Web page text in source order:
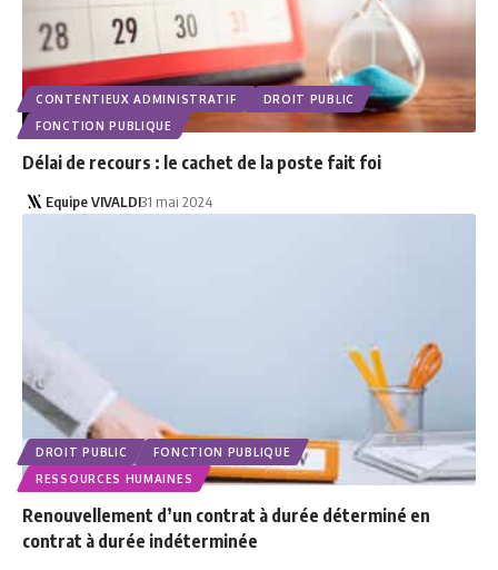
CONTENTIEUX ADMINISTRATIF
DROIT PUBLIC
FONCTION PUBLIQUE
Délai de recours : le cachet de la poste fait foi
Equipe VIVALDI31 mai 2024
DROIT PUBLIC
FONCTION PUBLIQUE
RESSOURCES HUMAINES
Renouvellement d’un contrat à durée déterminé en
contrat à durée indéterminée